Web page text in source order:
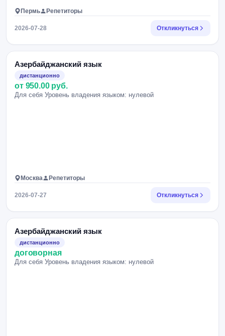
Пермь Репетиторы
2026-07-28 Откликнуться
Азербайджанский язык
дистанционно
от 950.00 руб.
Для себя Уровень владения языком: нулевой
Москва Репетиторы
2026-07-27 Откликнуться
Азербайджанский язык
дистанционно
договорная
Для себя Уровень владения языком: нулевой